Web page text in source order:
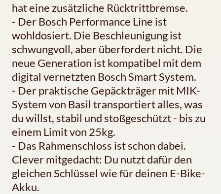
hat eine zusätzliche Rücktrittbremse.
- Der Bosch Performance Line ist
wohldosiert. Die Beschleunigung ist
schwungvoll, aber überfordert nicht. Die
neue Generation ist kompatibel mit dem
digital vernetzten Bosch Smart System.
- Der praktische Gepäckträger mit MIK-
System von Basil transportiert alles, was
du willst, stabil und stoßgeschützt - bis zu
einem Limit von 25kg.
- Das Rahmenschloss ist schon dabei.
Clever mitgedacht: Du nutzt dafür den
gleichen Schlüssel wie für deinen E-Bike-
Akku.